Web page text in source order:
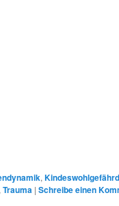
,
,Trauma |Schreibe einen